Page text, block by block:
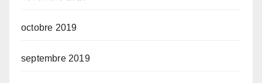
octobre 2019
septembre 2019